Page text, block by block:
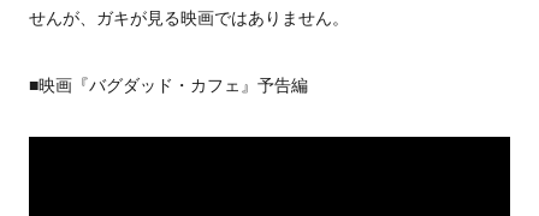
せんが、ガキが見る映画ではありません。
■映画『バグダッド・カフェ』予告編